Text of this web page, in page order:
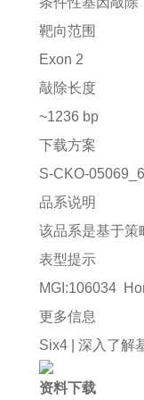
靶向范围
Exon 2
敲除长度
~1236 bp
下载方案
S-CKO-
品系说明
该品系是基于策
表型提示
MGI:106034
更多信息
Six4 | 深入了解
资料下载